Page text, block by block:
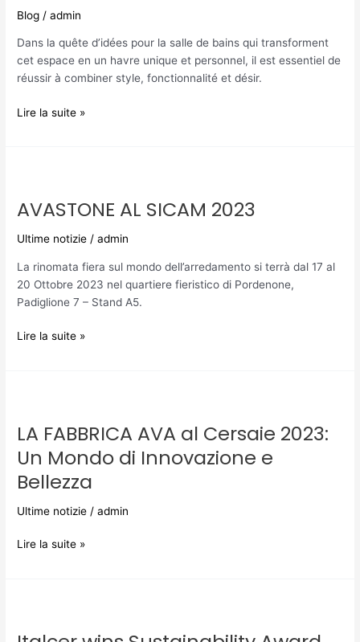
Blog /admin
Dans la quête d’idées pour la salle de bains qui transforment
cet espace en un havre unique et personnel, il est essentiel de
réussir à combiner style, fonctionnalité et désir.
Inspirations
pour
un
Espace
Lire la suite »
AVASTONE AL SICAM 2023
Ultime notizie /admin
La rinomata fiera sul mondo dell’arredamento si terrà dal 17 al
20 Ottobre 2023 nel quartiere fieristico di Pordenone,
Padiglione 7 – Stand A5.
SICAM
Lire la suite »
LA FABBRICA AVA al Cersaie 2023:
Un Mondo di Innovazione e
Bellezza
Ultime notizie /admin
AVA
al
Cersaie
2023:
Mondo
di
Lire la suite »
Sustainability